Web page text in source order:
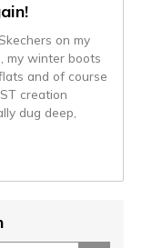
on my
my winter boots
and of course
creation
dug deep,